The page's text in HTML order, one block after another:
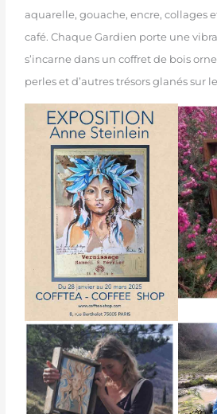
aquarelle, gouache, encre, collages
café. Chaque Gardien porte une
s’incarne dans un coffret de bois
perles et d’autres trésors glanés sur